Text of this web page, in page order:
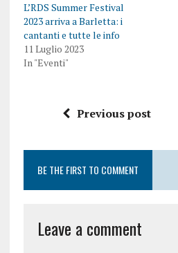
L’RDS Summer Festival
2023 arriva a Barletta: i
cantanti e tutte le info
11 Luglio 2023
In "Eventi"
Previous post
BE THE FIRST TO COMMENT
Leave a comment